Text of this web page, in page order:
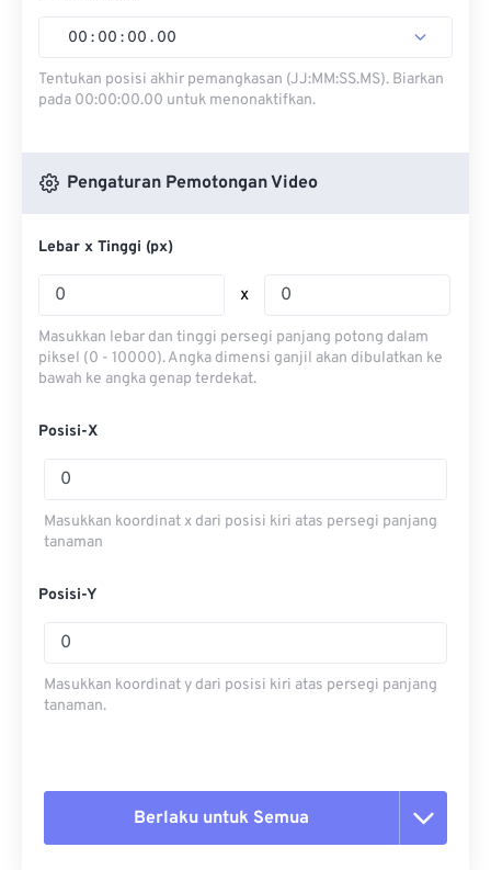
00 : 00 : 00 . 00
Tentukan posisi akhir pemangkasan (JJ:MM:SS.MS). Biarkan
pada 00:00:00.00 untuk menonaktifkan.
Pengaturan Pemotongan Video
Lebar x Tinggi (px)
x
Masukkan lebar dan tinggi persegi panjang potong dalam
piksel (0 - 10000). Angka dimensi ganjil akan dibulatkan ke
bawah ke angka genap terdekat.
Posisi-X
Masukkan koordinat x dari posisi kiri atas persegi panjang
tanaman
Posisi-Y
Masukkan koordinat y dari posisi kiri atas persegi panjang
tanaman.
Berlaku untuk Semua